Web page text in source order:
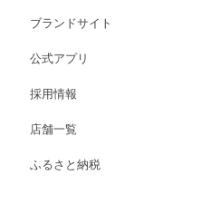
ブランドサイト
公式アプリ
採用情報
店舗一覧
ふるさと納税